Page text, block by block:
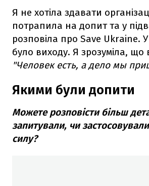
Я не хотіла здавати
потрапила на допит та у
розповіла про Save Ukraine.
було виходу. Я зрозуміла, що
"Человек есть, а дело мы
Якими були допити
Можете розповісти більш
запитували, чи
силу?